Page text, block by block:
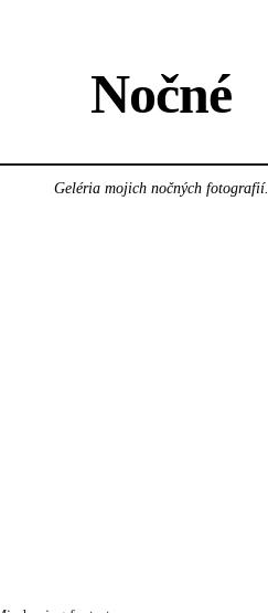
Nočné
Geléria mojich nočných fotografií.